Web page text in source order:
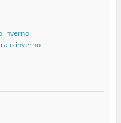
inverno
o inverno